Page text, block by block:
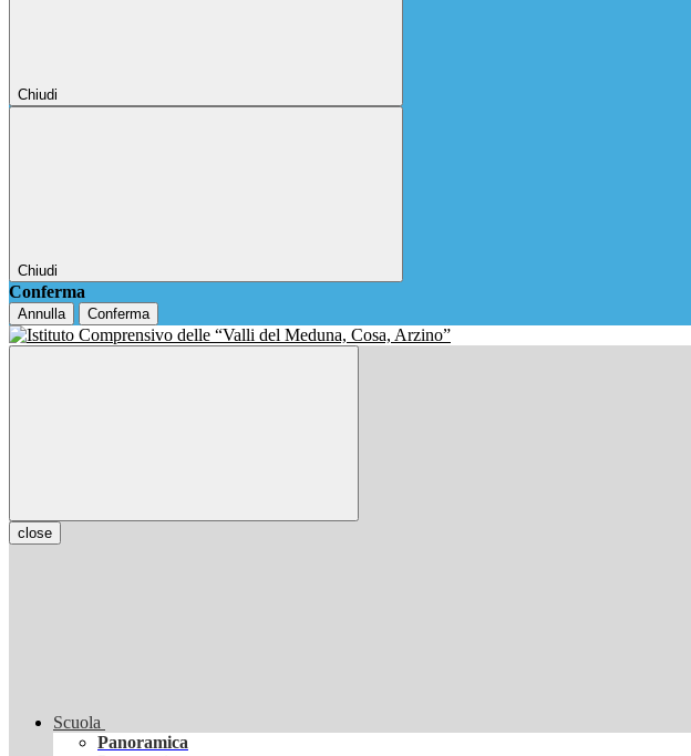
Chiudi
Chiudi
Conferma
Annulla Conferma
close
Scuola
Panoramica